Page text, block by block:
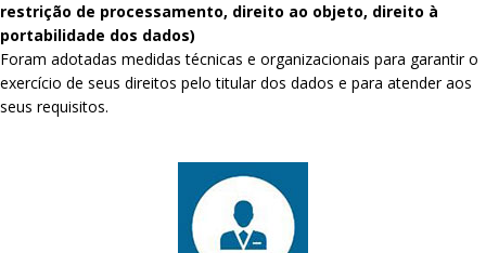
restrição de processamento, direito ao objeto, direito à
portabilidade dos dados)
Foram adotadas medidas técnicas e organizacionais para garantir o
exercício de seus direitos pelo titular dos dados e para atender aos
seus requisitos.